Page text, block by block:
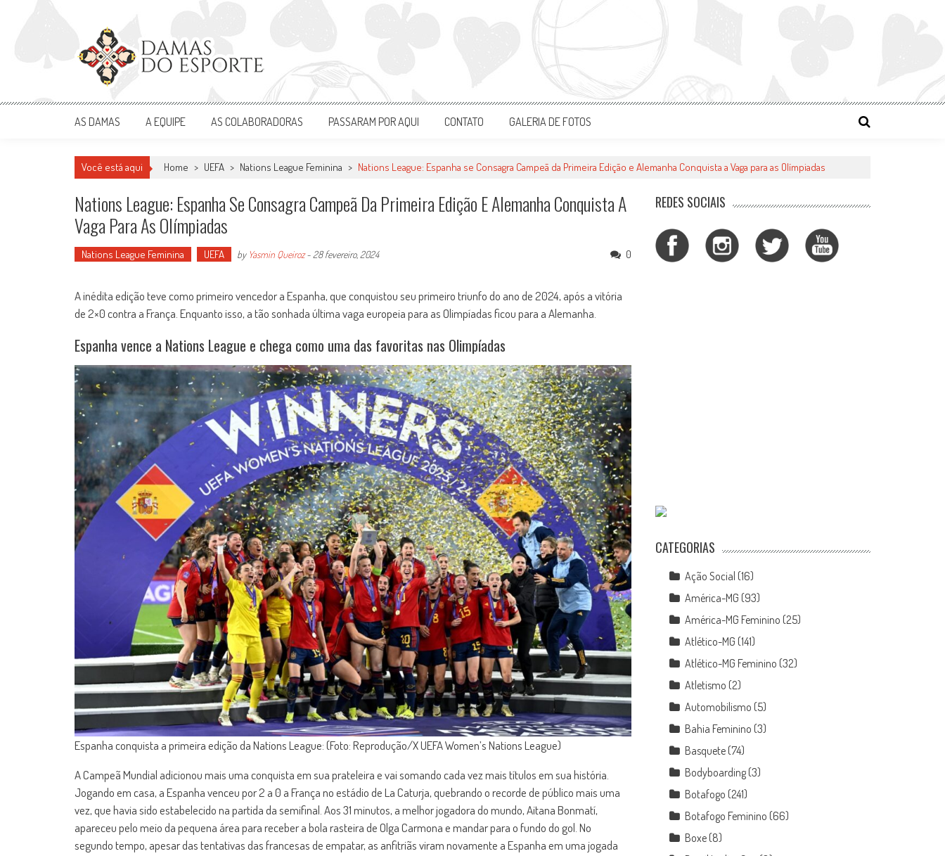
Damas do Esporte
Descobrindo talentos femininos para o meio esportivo
AS DAMAS A EQUIPE AS COLABORADORAS PASSARAM POR AQUI CONTATO GALERIA DE FOTOS
Você está aqui Home > UEFA > Nations League Feminina > Nations League: Espanha se Consagra Campeã da Primeira Edição e Alemanha Conquista a Vaga para as Olímpiadas
Nations League: Espanha Se Consagra Campeã Da Primeira Edição E Alemanha Conquista A
Vaga Para As Olímpiadas
Nations League Feminina UEFA by Yasmin Queiroz- 28 fevereiro, 2024 0
A inédita edição teve como primeiro vencedor a Espanha, que conquistou seu primeiro triunfo do ano de 2024, após a vitória
de 2×0 contra a França. Enquanto isso, a tão sonhada última vaga europeia para as Olimpíadas ficou para a Alemanha.
Espanha vence a Nations League e chega como uma das favoritas nas Olimpíadas
Espanha conquista a primeira edição da Nations League: (Foto: Reprodução/X UEFA Women’s Nations League)
A Campeã Mundial adicionou mais uma conquista em sua prateleira e vai somando cada vez mais títulos em sua história.
Jogando em casa, a Espanha venceu por 2 a 0 a França no estádio de La Caturja, quebrando o recorde de público mais uma
vez, que havia sido estabelecido na partida da semifinal. Aos 31 minutos, a melhor jogadora do mundo, Aitana Bonmatí,
apareceu pelo meio da pequena área para receber a bola rasteira de Olga Carmona e mandar para o fundo do gol. No
segundo tempo, apesar das tentativas das francesas de empatar, as anfitriãs viram novamente a Espanha em uma jogada
REDES SOCIAIS
CATEGORIAS
Ação Social (16)
América-MG (93)
América-MG Feminino (25)
Atlético-MG (141)
Atlético-MG Feminino (32)
Atletismo (2)
Automobilismo (5)
Bahia Feminino (3)
Basquete (74)
Bodyboarding (3)
Botafogo (241)
Botafogo Feminino (66)
Boxe (8)